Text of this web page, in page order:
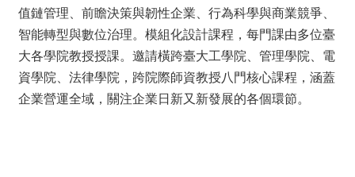
資
招
生
資
訊
值鏈管理、前瞻決策與韌性企業、行為科學與商業競爭、
智能轉型與數位治理。模組化設計課程，每門課由多位臺
大各學院教授授課。邀請橫跨臺大工學院、管理學院、電
資學院、法律學院，跨院際師資教授八門核心課程，涵蓋
企業營運全域，關注企業日新又新發展的各個環節。